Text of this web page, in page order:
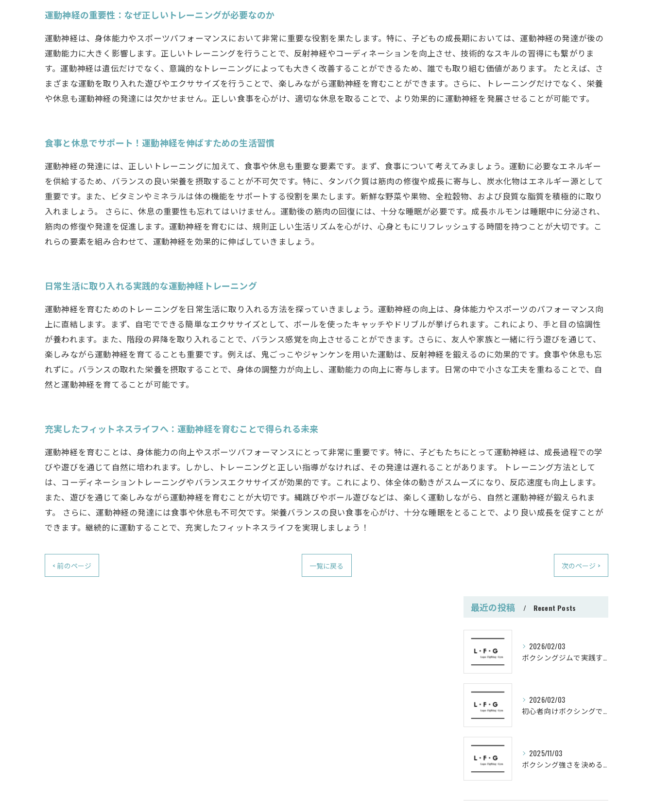
運動神経の重要性：なぜ正しいトレーニングが必要なのか
運動神経は、身体能力やスポーツパフォーマンスにおいて非常に重要な役割を果たします。特に、子どもの成長期においては、運動神経の発達が後の
運動能力に大きく影響します。正しいトレーニングを行うことで、反射神経やコーディネーションを向上させ、技術的なスキルの習得にも繋がりま
す。運動神経は遺伝だけでなく、意識的なトレーニングによっても大きく改善することができるため、誰でも取り組む価値があります。 たとえば、さ
まざまな運動を取り入れた遊びやエクササイズを行うことで、楽しみながら運動神経を育むことができます。さらに、トレーニングだけでなく、栄養
や休息も運動神経の発達には欠かせません。正しい食事を心がけ、適切な休息を取ることで、より効果的に運動神経を発展させることが可能です。
食事と休息でサポート！運動神経を伸ばすための生活習慣
運動神経の発達には、正しいトレーニングに加えて、食事や休息も重要な要素です。まず、食事について考えてみましょう。運動に必要なエネルギー
を供給するため、バランスの良い栄養を摂取することが不可欠です。特に、タンパク質は筋肉の修復や成長に寄与し、炭水化物はエネルギー源として
重要です。また、ビタミンやミネラルは体の機能をサポートする役割を果たします。新鮮な野菜や果物、全粒穀物、および良質な脂質を積極的に取り
入れましょう。 さらに、休息の重要性も忘れてはいけません。運動後の筋肉の回復には、十分な睡眠が必要です。成長ホルモンは睡眠中に分泌され、
筋肉の修復や発達を促進します。運動神経を育むには、規則正しい生活リズムを心がけ、心身ともにリフレッシュする時間を持つことが大切です。こ
れらの要素を組み合わせて、運動神経を効果的に伸ばしていきましょう。
日常生活に取り入れる実践的な運動神経トレーニング
運動神経を育むためのトレーニングを日常生活に取り入れる方法を探っていきましょう。運動神経の向上は、身体能力やスポーツのパフォーマンス向
上に直結します。まず、自宅でできる簡単なエクササイズとして、ボールを使ったキャッチやドリブルが挙げられます。これにより、手と目の協調性
が養われます。また、階段の昇降を取り入れることで、バランス感覚を向上させることができます。さらに、友人や家族と一緒に行う遊びを通じて、
楽しみながら運動神経を育てることも重要です。例えば、鬼ごっこやジャンケンを用いた運動は、反射神経を鍛えるのに効果的です。食事や休息も忘
れずに。バランスの取れた栄養を摂取することで、身体の調整力が向上し、運動能力の向上に寄与します。日常の中で小さな工夫を重ねることで、自
然と運動神経を育てることが可能です。
充実したフィットネスライフへ：運動神経を育むことで得られる未来
運動神経を育むことは、身体能力の向上やスポーツパフォーマンスにとって非常に重要です。特に、子どもたちにとって運動神経は、成長過程での学
びや遊びを通じて自然に培われます。しかし、トレーニングと正しい指導がなければ、その発達は遅れることがあります。 トレーニング方法として
は、コーディネーショントレーニングやバランスエクササイズが効果的です。これにより、体全体の動きがスムーズになり、反応速度も向上します。
また、遊びを通じて楽しみながら運動神経を育むことが大切です。縄跳びやボール遊びなどは、楽しく運動しながら、自然と運動神経が鍛えられま
す。 さらに、運動神経の発達には食事や休息も不可欠です。栄養バランスの良い食事を心がけ、十分な睡眠をとることで、より良い成長を促すことが
できます。継続的に運動することで、充実したフィットネスライフを実現しましょう！
< 前のページ 一覧に戻る 次のページ >
最近の投稿 Recent Posts
2026/02/03
ボクシングジムで実践する筋肥大トレーニング術
2026/02/03
初心者向けボクシングでシェイプアップ運動メニュー
2025/11/03
ボクシング強さを決めるパンチ威力の秘密